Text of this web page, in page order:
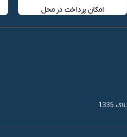
امکان پرداخت در محل